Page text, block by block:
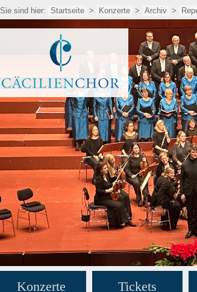
Sie sind hier: Startseite > Konzerte > Archiv >
Konzerte Tickets